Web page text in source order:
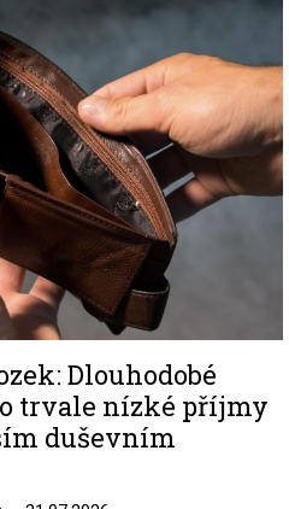
Dlouhodobé
trvale nízké příjmy
duševním